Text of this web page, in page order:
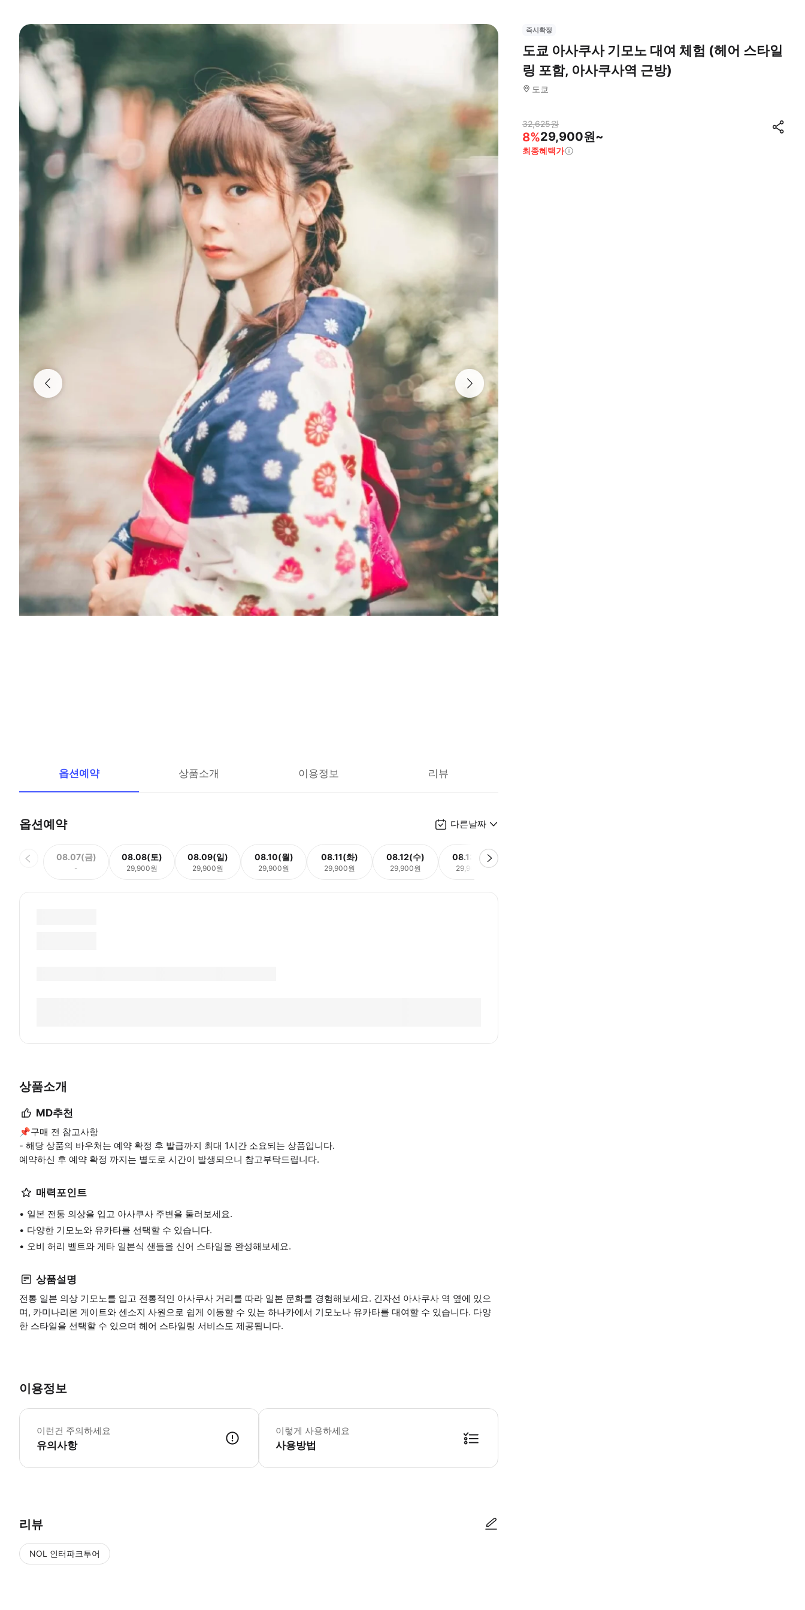
옵션예약 상품소개 이용정보 리뷰
옵션예약 다른날짜
08.07(금)
-
08.08(토)
29,900원
08.09(일)
29,900원
08.10(월)
29,900원
08.11(화)
29,900원
08.12(수)
29,900원
08.13(목)
29,900원
상품소개
MD추천
📌구매 전 참고사항
- 해당 상품의 바우처는 예약 확정 후 발급까지 최대 1시간 소요되는 상품입니다.
예약하신 후 예약 확정 까지는 별도로 시간이 발생되오니 참고부탁드립니다.
매력포인트
일본 전통 의상을 입고 아사쿠사 주변을 둘러보세요.
다양한 기모노와 유카타를 선택할 수 있습니다.
오비 허리 벨트와 게타 일본식 샌들을 신어 스타일을 완성해보세요.
상품설명
전통 일본 의상 기모노를 입고 전통적인 아사쿠사 거리를 따라 일본 문화를 경험해보세요. 긴자선 아사쿠사 역 옆에 있으
며, 카미나리몬 게이트와 센소지 사원으로 쉽게 이동할 수 있는 하나카에서 기모노나 유카타를 대여할 수 있습니다. 다양
한 스타일을 선택할 수 있으며 헤어 스타일링 서비스도 제공됩니다.
이용정보
이런건 주의하세요
유의사항
어린이 정책 -16세 및 그 미만 어린이들은 반드시 성인과 동반해야 합니다. 꼭 알아두실 내용 -본 활동은 임신 16주가 지난 임산부에게 권장되지 않습니다.
이렇게 사용하세요
사용방법
리뷰
NOL 인터파크투어
즉시확정
도쿄 아사쿠사 기모노 대여 체험 (헤어 스타일
링 포함, 아사쿠사역 근방)
도쿄
32,625원
8%29,900원~
최종혜택가